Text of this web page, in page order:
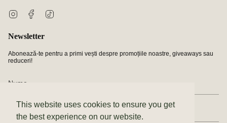
This website uses cookies to ensure you get
the best experience on our website.
InstagramFacebook
Newsletter
Abonează-te pentru a primi vești despre promoțiile noastre, giveaways sau
reduceri!